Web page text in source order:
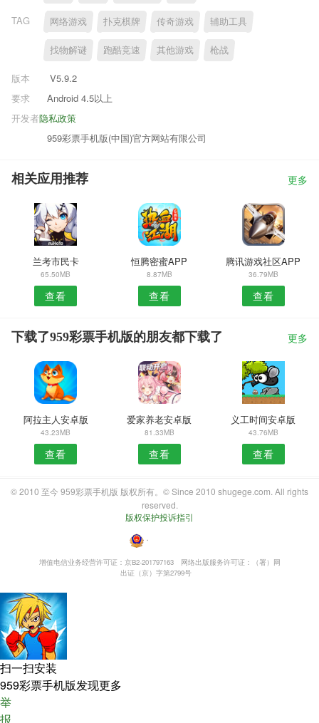
TAG 网络游戏 扑克棋牌 传奇游戏 辅助工具
找物解谜 跑酷竞速 其他游戏 枪战
版本
V5.9.2
要求
Android 4.5以上
隐私政策
开发者
959彩票手机版(中国)官方网站有限公司
相关应用推荐 更多
兰考市民卡
65.50MB
查看
恒腾密蜜APP
8.87MB
查看
腾讯游戏社区APP
36.79MB
查看
下载了959彩票手机版的朋友都下载了 更多
阿拉主人安卓版
43.23MB
查看
爱家养老安卓版
81.33MB
查看
义工时间安卓版
43.76MB
查看
© 2010 至今 959彩票手机版 版权所有。© Since 2010 shugege.com. All rights
reserved.
版权保护投诉指引
・
增值电信业务经营许可证：京B2-201797163
网络出版服务许可证：（署）网
出证（京）字第2799号
扫一扫安装
959彩票手机版发现更多
举
报